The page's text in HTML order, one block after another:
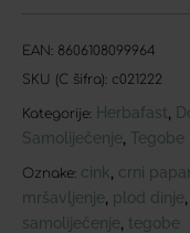
EAN: 8606108099964
SKU (C šifra): c021222
Kategorije: Herbafast
Samoliječenje Tegobe
Oznake: cink crni
mršavljenje plod dinje
samoliječenje tegobe